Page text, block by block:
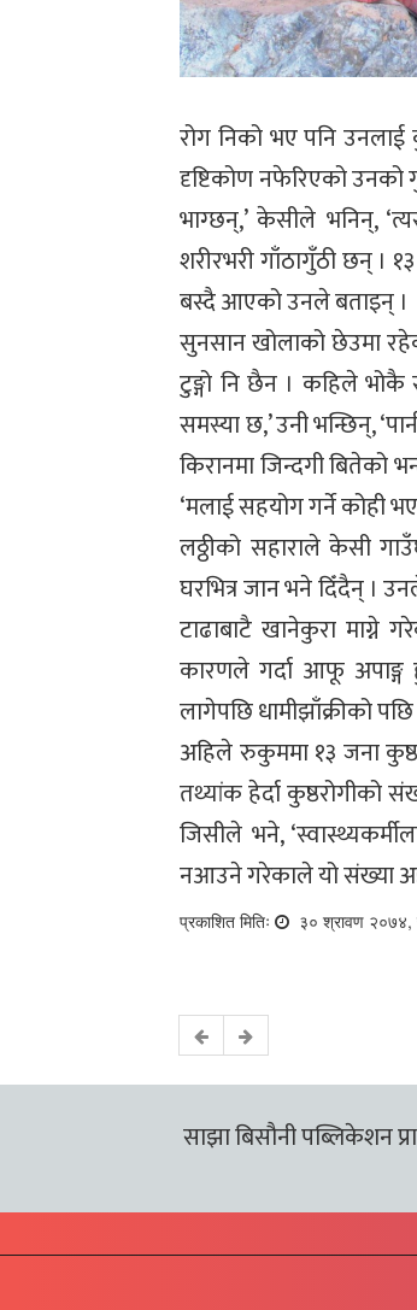
रोग निको भए पनि
दृष्टिकोण नफेरिएको उनको
भाग्छन्,’ केसीले भनिन्,
शरीरभरी गाँठागुँठी छन् ।
बस्दै आएको उनले बताइन् ।
सुनसान खोलाको छेउमा
टुङ्गो नि छैन । कहिले भोकै
समस्या छ,’ उनी भन्छिन्,
किरानमा जिन्दगी बितेको
‘मलाई सहयोग गर्ने कोही भए
लठ्ठीको सहाराले केसी
घरभित्र जान भने दिँदैन् ।
टाढाबाटै खानेकुरा माग्ने
कारणले गर्दा आफू
लागेपछि धामीझाँक्रीको
अहिले रुकुममा १३ जना
तथ्यांक हेर्दा कुष्ठरोगीको
जिसीले भने,
नआउने गरेकाले यो संख्या
प्रकाशित मितिः ३० श्रावण २०७४,
साझा बिसौनी पब्लिकेशन